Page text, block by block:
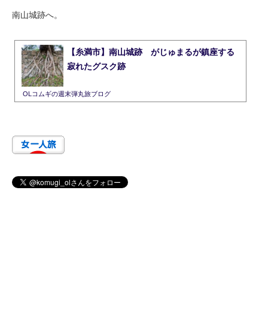
南山城跡へ。
【糸満市】南山城跡 がじゅまるが鎮座する
寂れたグスク跡
OLコムギの週末弾丸旅ブログ